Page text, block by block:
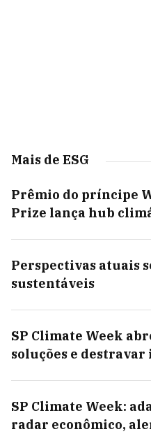
Mais de ESG
Prêmio do príncipe
Prize lança hub
Perspectivas atuais
sustentáveis
SP Climate Week
soluções e
SP Climate Week:
radar econômico,